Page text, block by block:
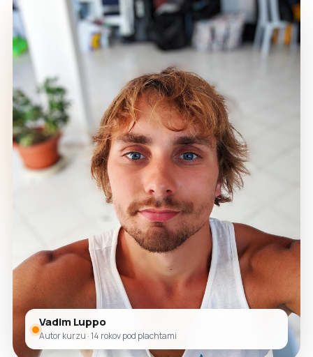
Vadim Luppo
Autor kurzu · 14 rokov pod plachtami